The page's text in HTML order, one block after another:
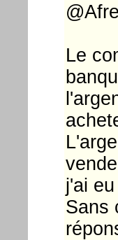
Le
j'ai
Sans